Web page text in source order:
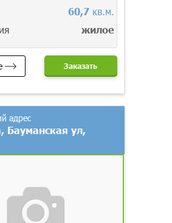
60,7кв.м.
жилое
Заказать
адрес
Бауманская ул,